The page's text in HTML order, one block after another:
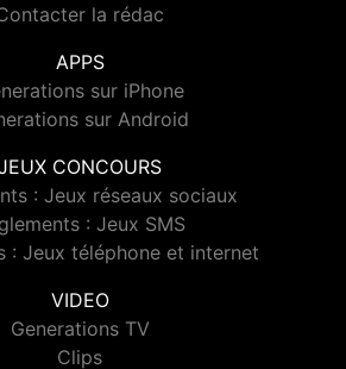
la rédac
APPS
sur iPhone
sur Android
CONCOURS
: Jeux réseaux sociaux
: Jeux SMS
: Jeux téléphone et internet
VIDEO
Generations TV
Clips